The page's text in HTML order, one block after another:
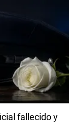
fallecido y